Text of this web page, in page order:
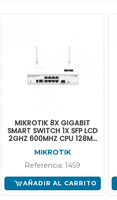
MIKROTIK 8X GIGABIT
SMART SWITCH 1X SFP LCD
2GHZ 600MHZ CPU 128MB
MIKROTIK
Referencia: 1459
AÑADIR AL CARRITO